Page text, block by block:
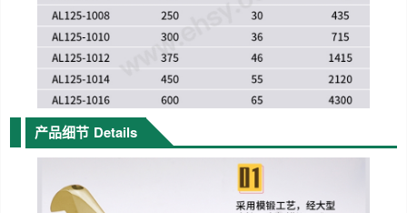
产品细节 Details